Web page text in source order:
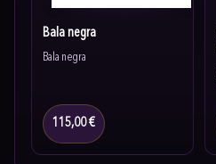
Bala negra
Bala negra
115,00 €